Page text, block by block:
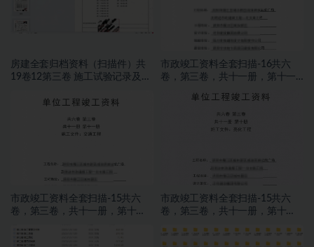
房建全套归档资料（扫描件）共
19卷12第三卷 施工试验记录及检
市政竣工资料全套扫描-16共六
卷，第三卷，共十一册，第十一
市政竣工资料全套扫描-15共六
卷，第三卷，共十一册，第十
市政竣工资料全套扫描-15共六
卷，第三卷，共十一册，第十